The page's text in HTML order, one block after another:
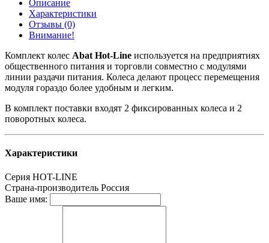
Описание
Характеристики
Отзывы (0)
Внимание!
Комплект колес Abat Hot-Line используется на предприятиях
общественного питания и торговли совместно с модулями
линии раздачи питания. Колеса делают процесс перемещения
модуля гораздо более удобным и легким.
В комплект поставки входят 2 фиксированных колеса и 2
поворотных колеса.
Характеристики
Серия HOT-LINE
Страна-производитель Россия
Ваше имя: